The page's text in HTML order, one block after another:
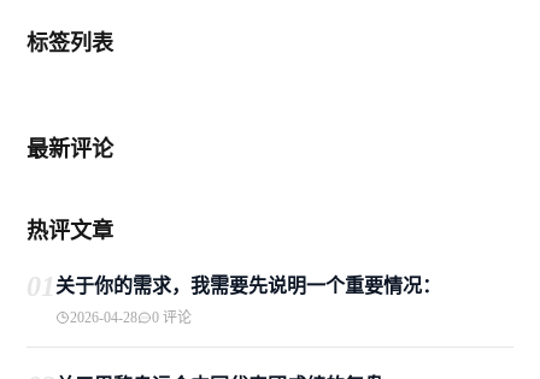
标签列表
最新评论
热评文章
01关于你的需求，我需要先说明一个重要情况：
2026-04-28 0 评论